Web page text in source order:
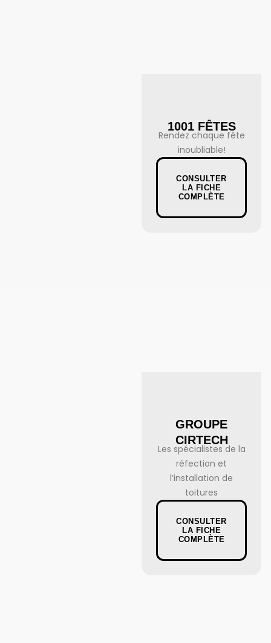
1001 FÊTES
Rendez chaque fête
inoubliable!
CONSULTER
LA FICHE
COMPLÈTE
GROUPE
CIRTECH
Les spécialistes de la
réfection et
l’installation de
toitures
CONSULTER
LA FICHE
COMPLÈTE